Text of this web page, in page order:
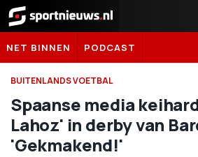
Sportnieuws.nl
NET BINNEN PODCAST
BUITENLANDS VOETBAL
Spaanse media
Lahoz' in derby van
'Gekmakend!'